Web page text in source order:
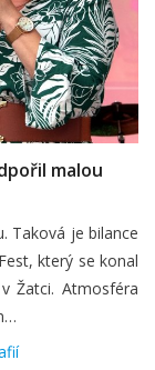
malou
Taková je bilance
který se konal
Žatci. Atmosféra